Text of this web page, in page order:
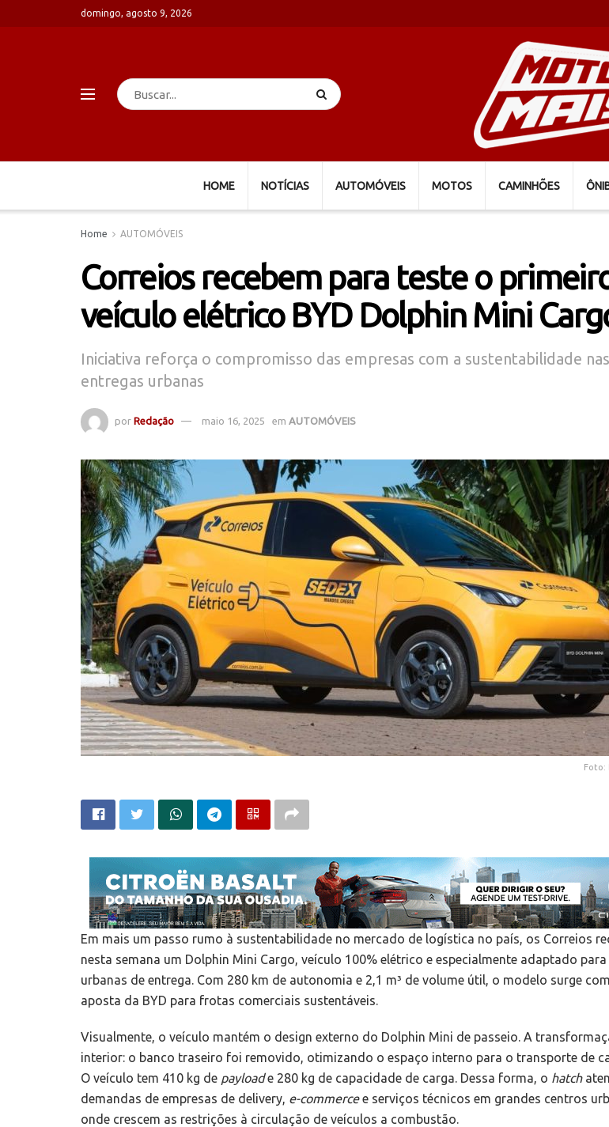
domingo, agosto 9, 2026
HOME NOTÍCIAS AUTOMÓVEIS MOTOS CAMINHÕES
Home AUTOMÓVEIS
Correios recebem para teste o
veículo elétrico BYD Dolphin Mini
Iniciativa reforça o compromisso das empresas com a sustentabilidade nas
entregas urbanas
por Redação maio 16, 2025 em AUTOMÓVEIS
Foto:
Em mais um passo rumo à sustentabilidade no mercado de logística no país, os Correios
nesta semana um Dolphin Mini Cargo, veículo 100% elétrico e especialmente adaptado
urbanas de entrega. Com 280 km de autonomia e 2,1 m³ de volume útil, o modelo surge
aposta da BYD para frotas comerciais sustentáveis.
Visualmente, o veículo mantém o design externo do Dolphin Mini de passeio. A
interior: o banco traseiro foi removido, otimizando o espaço interno para o transporte de
O veículo tem 410 kg de payloade 280 kg de capacidade de carga. Dessa forma, o hatch
demandas de empresas de delivery, e-commercee serviços técnicos em grandes centros
onde crescem as restrições à circulação de veículos a combustão.